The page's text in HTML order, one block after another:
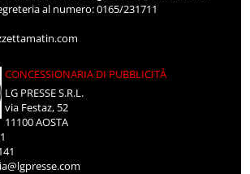
al numero: 0165/231711
CONCESSIONARIA DI PUBBLICITÀ
LG PRESSE S.R.L.
via Festaz, 52
11100 AOSTA